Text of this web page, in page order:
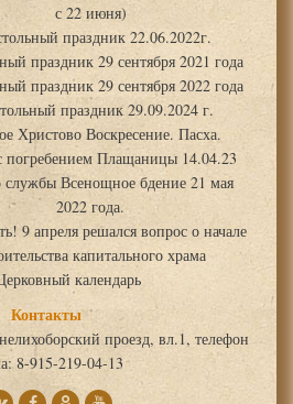
с 22 июня)
праздник 22.06.2022г.
праздник 29 сентября 2021 года
праздник 29 сентября 2022 года
праздник 29.09.2024 г.
Христово Воскресение. Пасха.
погребением Плащаницы 14.04.23
службы Всенощное бдение 21 мая
2022 года.
9 апреля решался вопрос о начале
капитального храма
календарь
Контакты
проезд, вл.1, телефон
8-915-219-04-13